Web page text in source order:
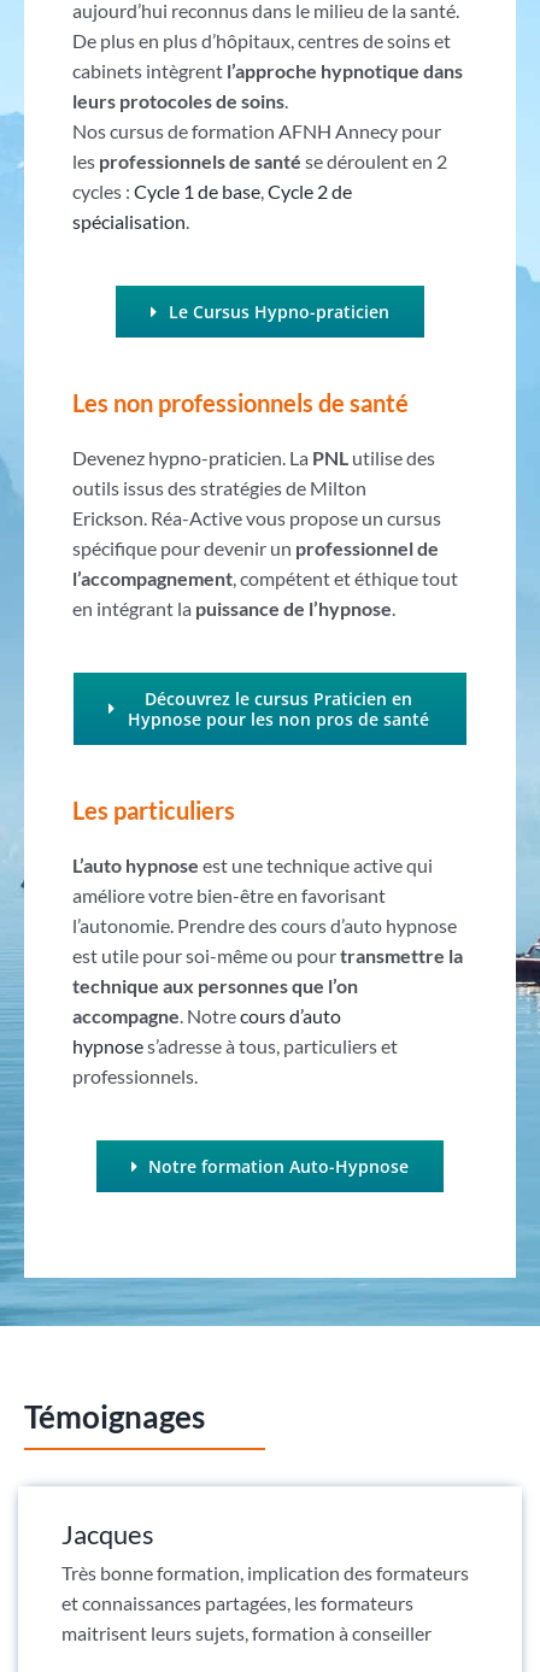
aujourd’hui reconnus dans le milieu de la santé.
De plus en plus d’hôpitaux, centres de soins et
cabinets intègrent l’approche hypnotique dans
leurs protocoles de soins.
Nos cursus de formation AFNH Annecy pour
les professionnels de santé se déroulent en 2
cycles : Cycle 1 de base,Cycle 2 de
spécialisation.
Le Cursus Hypno-praticien
Les non professionnels de santé
Devenez hypno-praticien. La PNLutilise des
outils issus des stratégies de Milton
Erickson. Réa-Active vous propose un cursus
spécifique pour devenir un professionnel de
l’accompagnement, compétent et éthique tout
en intégrant la puissance de l’hypnose.
Découvrez le cursus Praticien en
Hypnose pour les non pros de santé
Les particuliers
L’auto hypnose est une technique active qui
améliore votre bien-être en favorisant
l’autonomie. Prendre des cours d’auto hypnose
est utile pour soi-même ou pourtransmettre la
technique aux personnes que l’on
accompagne. Notrecours d’auto
hypnoses’adresse à tous, particuliers et
professionnels.
Notre formation Auto-Hypnose
Témoignages
Jacques
Très bonne formation, implication des formateurs
et connaissances partagées, les formateurs
maitrisent leurs sujets, formation à conseiller